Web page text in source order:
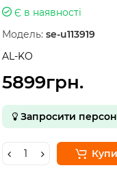
Є в наявності
Модель: se-u113919
AL-KO
5899грн.
Запросити